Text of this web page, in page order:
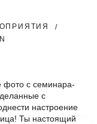
фото с семинара-
с
настроение
Ты настоящий